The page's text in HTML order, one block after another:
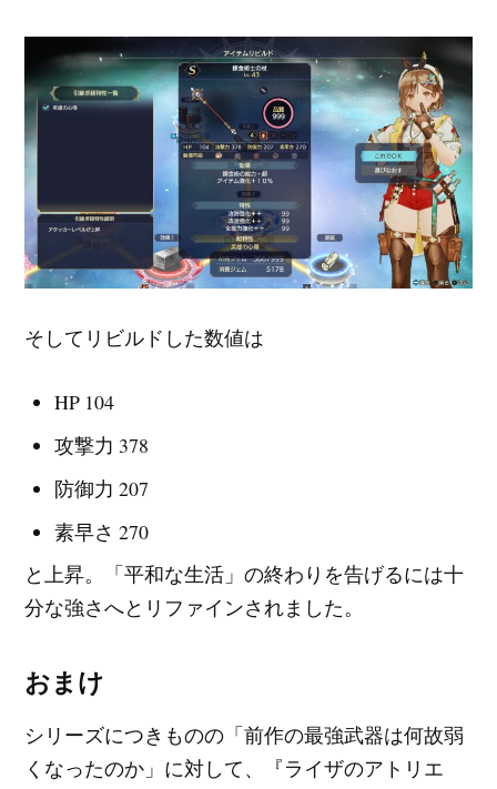
そしてリビルドした数値は
HP 104
攻撃力 378
防御力 207
素早さ 270
と上昇。「平和な生活」の終わりを告げるには十
分な強さへとリファインされました。
おまけ
シリーズにつきものの「前作の最強武器は何故弱
くなったのか」に対して、『ライザのアトリエ